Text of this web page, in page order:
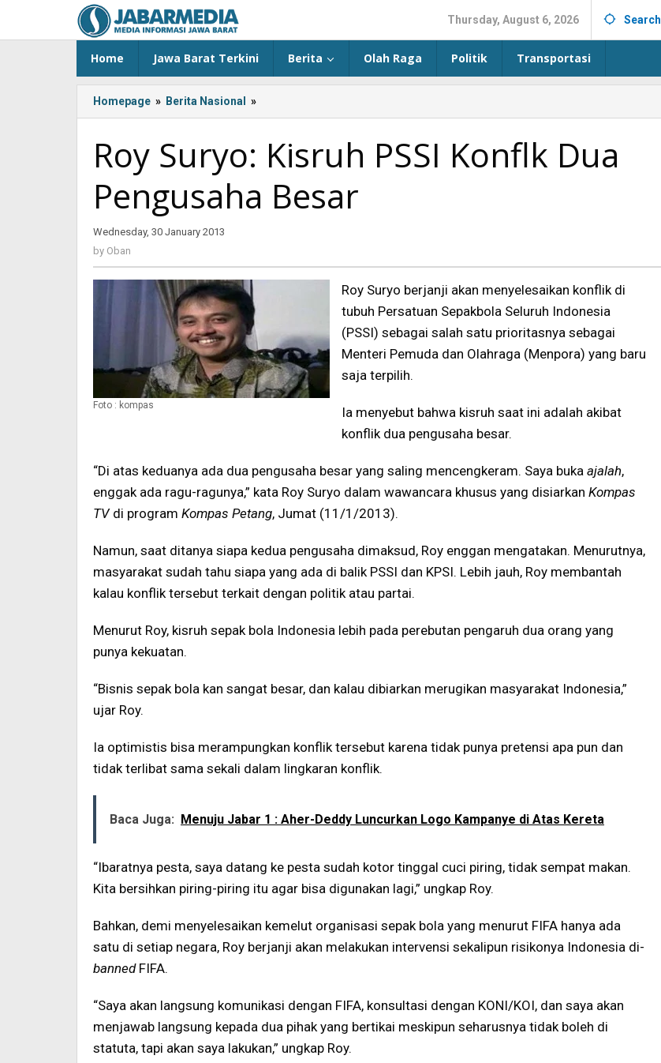
content
Thursday, August 6, 2026 Search
Home Jawa Barat Terkini Berita Olah Raga Politik Transportasi
Homepage » Berita Nasional »
Suryo:
PSSI
Konflk
Dua
Pengusaha
Roy Suryo: Kisruh PSSI Konflk Dua
Pengusaha Besar
Wednesday, 30 January 2013
by Oban
Foto : kompas
Roy Suryo berjanji akan menyelesaikan konflik di
tubuh Persatuan Sepakbola Seluruh Indonesia
(PSSI) sebagai salah satu prioritasnya sebagai
Menteri Pemuda dan Olahraga (Menpora) yang baru
saja terpilih.
Ia menyebut bahwa kisruh saat ini adalah akibat
konflik dua pengusaha besar.
“Di atas keduanya ada dua pengusaha besar yang saling mencengkeram. Saya buka ajalah,
enggak ada ragu-ragunya,” kata Roy Suryo dalam wawancara khusus yang disiarkan Kompas
TVdi program Kompas Petang, Jumat (11/1/2013).
Namun, saat ditanya siapa kedua pengusaha dimaksud, Roy enggan mengatakan. Menurutnya,
masyarakat sudah tahu siapa yang ada di balik PSSI dan KPSI. Lebih jauh, Roy membantah
kalau konflik tersebut terkait dengan politik atau partai.
Menurut Roy, kisruh sepak bola Indonesia lebih pada perebutan pengaruh dua orang yang
punya kekuatan.
“Bisnis sepak bola kan sangat besar, dan kalau dibiarkan merugikan masyarakat Indonesia,”
ujar Roy.
Ia optimistis bisa merampungkan konflik tersebut karena tidak punya pretensi apa pun dan
tidak terlibat sama sekali dalam lingkaran konflik.
Baca Juga: Menuju Jabar 1 : Aher-Deddy Luncurkan Logo Kampanye di Atas Kereta
“Ibaratnya pesta, saya datang ke pesta sudah kotor tinggal cuci piring, tidak sempat makan.
Kita bersihkan piring-piring itu agar bisa digunakan lagi,” ungkap Roy.
Bahkan, demi menyelesaikan kemelut organisasi sepak bola yang menurut FIFA hanya ada
satu di setiap negara, Roy berjanji akan melakukan intervensi sekalipun risikonya Indonesia di-
bannedFIFA.
“Saya akan langsung komunikasi dengan FIFA, konsultasi dengan KONI/KOI, dan saya akan
menjawab langsung kepada dua pihak yang bertikai meskipun seharusnya tidak boleh di
statuta, tapi akan saya lakukan,” ungkap Roy.